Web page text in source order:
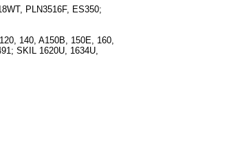
PLN3516F, ES350;
140, A150B, 150E, 160,
SKIL 1620U, 1634U,